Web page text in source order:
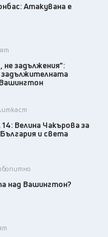
Атакувана е
задължения”:
Велина Чакърова за
и света
над Вашингтон?